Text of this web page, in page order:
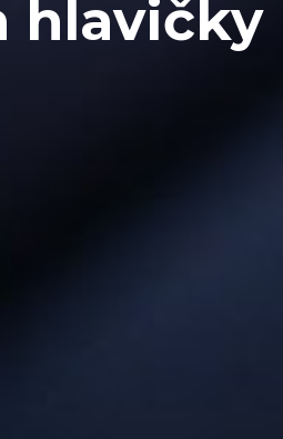
hlavičky